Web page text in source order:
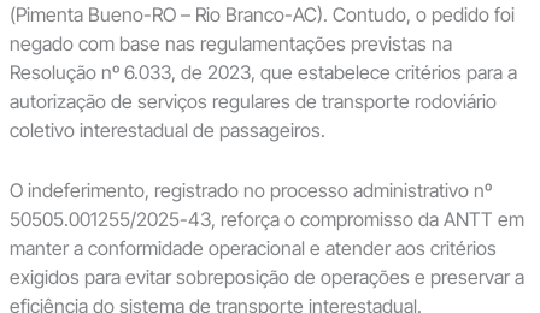
(Pimenta Bueno-RO – Rio Branco-AC). Contudo, o pedido foi
negado com base nas regulamentações previstas na
Resolução nº 6.033, de 2023, que estabelece critérios para a
autorização de serviços regulares de transporte rodoviário
coletivo interestadual de passageiros.
O indeferimento, registrado no processo administrativo nº
50505.001255/2025-43, reforça o compromisso da ANTT em
manter a conformidade operacional e atender aos critérios
exigidos para evitar sobreposição de operações e preservar a
eficiência do sistema de transporte interestadual.